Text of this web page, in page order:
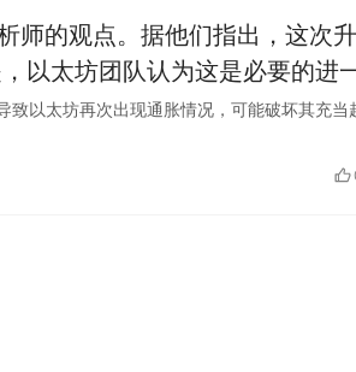
师的观点。据他们指出，这次
以太坊团队认为这是必要的进
以支持更多的应用和交易。这
改进的认可，以太坊的价值有
以太坊再次出现通胀情况，可能破坏其充当